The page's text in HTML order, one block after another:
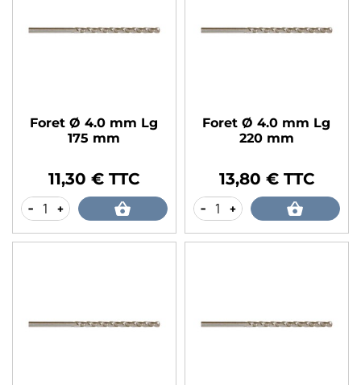
Foret Ø 4.0 mm Lg
175 mm
11,30 € TTC
- +
Foret Ø 4.0 mm Lg
220 mm
13,80 € TTC
- +